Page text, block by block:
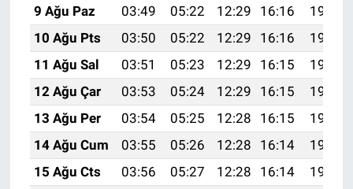
9 Ağu Paz
03:49 05:22 12:29 16:16
19:26
10 Ağu Pts
03:50 05:22 12:29 16:16
19:25
11 Ağu Sal
03:51 05:23 12:29 16:15
19:24
12 Ağu Çar
03:53 05:24 12:29 16:15
19:23
13 Ağu Per
03:54 05:25 12:28 16:15
19:22
14 Ağu Cum
03:55 05:26 12:28 16:14
19:21
15 Ağu Cts
03:56 05:27 12:28 16:14
19:19